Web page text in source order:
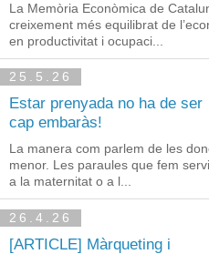
La Memòria Econòmica de
creixement més equilibrat de
en productivitat i ocupaci...
25.5.26
Estar prenyada no ha de ser
cap embaràs!
La manera com parlem de les
menor. Les paraules que fem
a la maternitat o a l...
26.4.26
[ARTICLE] Màrqueting i